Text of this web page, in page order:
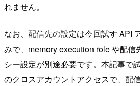
れません。
なお、配信先の設定は今回試す API
みで、memory execution role や配信
シー設定が別途必要です。本記事で
のクロスアカウントアクセスで、配